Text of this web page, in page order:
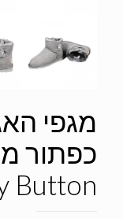
מגפי
Button